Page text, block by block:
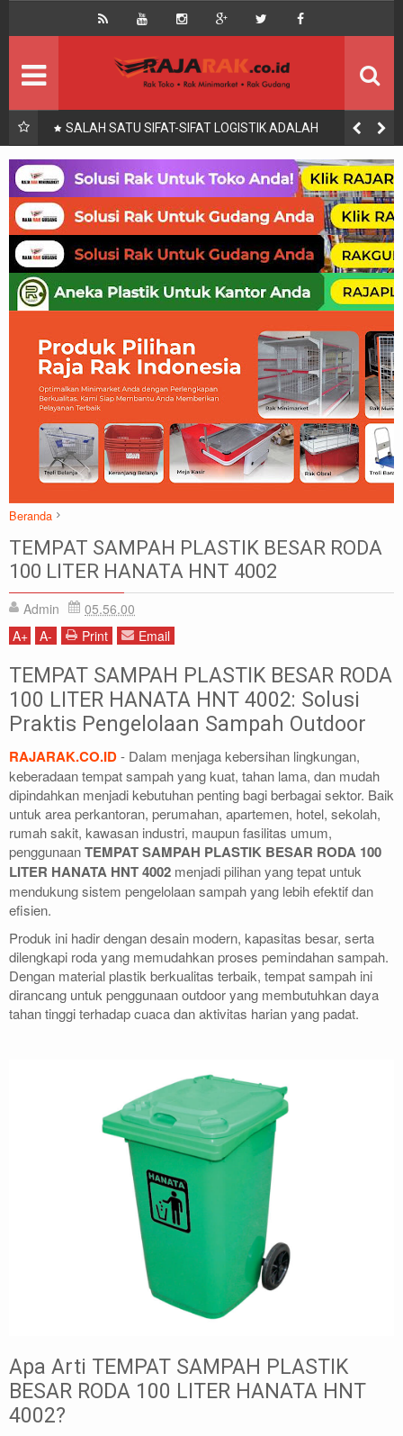
SALAH SATU SIFAT-SIFAT LOGISTIK ADALAH
Beranda
Hanata
Tempat Sampah Besar
Tempat Sampah Plastik
TEMPAT SAMPAH PLASTIK BESAR RODA 100 LITER HANATA HNT
4002
TEMPAT SAMPAH PLASTIK BESAR RODA
100 LITER HANATA HNT 4002
Admin
05.56.00
A+ A- Print Email
TEMPAT SAMPAH PLASTIK BESAR RODA
100 LITER HANATA HNT 4002: Solusi
Praktis Pengelolaan Sampah Outdoor
RAJARAK.CO.ID- Dalam menjaga kebersihan lingkungan,
keberadaan tempat sampah yang kuat, tahan lama, dan mudah
dipindahkan menjadi kebutuhan penting bagi berbagai sektor. Baik
untuk area perkantoran, perumahan, apartemen, hotel, sekolah,
rumah sakit, kawasan industri, maupun fasilitas umum,
penggunaanTEMPAT SAMPAH PLASTIK BESAR RODA 100
LITER HANATA HNT 4002 menjadi pilihan yang tepat untuk
mendukung sistem pengelolaan sampah yang lebih efektif dan
efisien.
Produk ini hadir dengan desain modern, kapasitas besar, serta
dilengkapi roda yang memudahkan proses pemindahan sampah.
Dengan material plastik berkualitas terbaik, tempat sampah ini
dirancang untuk penggunaan outdoor yang membutuhkan daya
tahan tinggi terhadap cuaca dan aktivitas harian yang padat.
Apa Arti TEMPAT SAMPAH PLASTIK
BESAR RODA 100 LITER HANATA HNT
4002?
Beranda
Kontak About Us
Rak Gudang Rak besi/Rak pallet
Rak Minimarket Supermarket
Produk Lain Peralatan Toko Dll
Artikel Retail & Logistik